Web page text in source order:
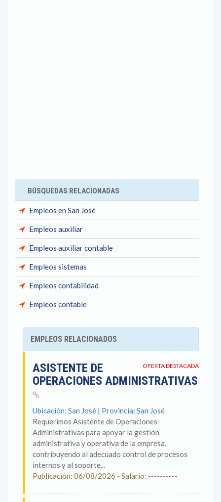
BÚSQUEDAS RELACIONADAS
Empleos en San José
Empleos auxiliar
Empleos auxiliar contable
Empleos sistemas
Empleos contabilidad
Empleos contable
EMPLEOS RELACIONADOS
OFERTA DESTACADA
ASISTENTE DE
OPERACIONES ADMINISTRATIVAS
Ubicación: San José | Provincia: San José
Requerimos Asistente de Operaciones
Administrativas para apoyar la gestión
administrativa y operativa de la empresa,
contribuyendo al adecuado control de procesos
internos y al soporte...
Publicación: 06/08/2026 - Salario: ----------